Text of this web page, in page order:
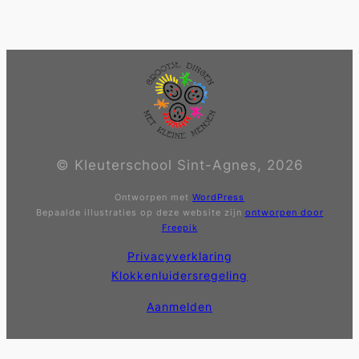
© Kleuterschool Sint-Agnes, 2026
Ontworpen met WordPress
Bepaalde illustraties op deze website zijn ontworpen door
Freepik
Privacyverklaring
Klokkenluidersregeling
Aanmelden